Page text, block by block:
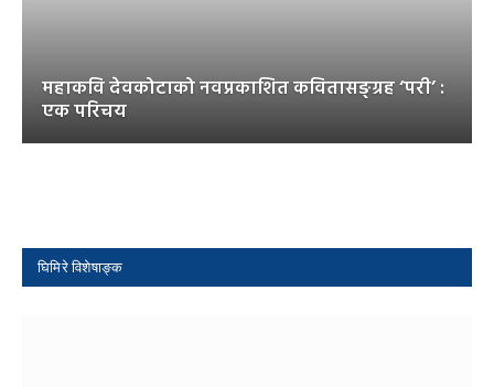
महाकवि देवकोटाको नवप्रकाशित कवितासङ्ग्रह ‘परी’ :
एक परिचय
घिमिरे विशेषाङ्क